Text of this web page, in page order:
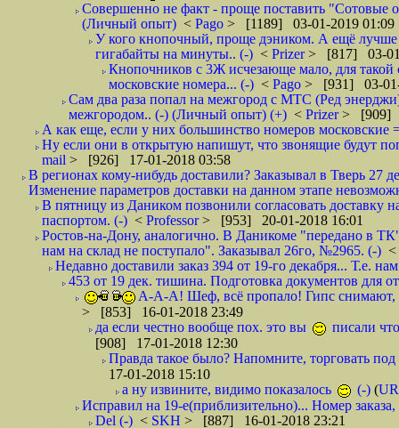
Совершенно не факт - проще поставить "Сотовые
(Личный опыт) < Pago > [1189] 03-01-2019 01:09
У кого кнопочный, проще дэником. А ещё лучше
гигабайты на минуты.. (-) < Prizer> [817] 03-
Кнопочников с 3Ж исчезающе мало, для такой
московские номера... (-) < Pago > [931] 03-01-
Сам два раза попал на межгород с МТС (Ред
межгородом.. (-) (Личный опыт) (+) < Prizer> [909]
А как еще, если у них большинство номеров московские
Ну если они в открытую напишут, что звонящие будут
mail > [926] 17-01-2018 03:58
В регионах кому-нибудь доставили? Заказывал в Тверь 27
Изменение параметров доставки на данном этапе
В пятницу из Даником позвонили согласовать доставку
паспортом. (-) < Professor> [953] 20-01-2018 16:01
Ростов-на-Дону, аналогично. В Даникоме "передано в
нам на склад не поступало". Заказывал 26го, №2965. (-) <
Недавно доставили заказ 394 от 19-го декабря... Т.е.
453 от 19 дек. тишина. Подготовка документов для
А-А-А! Шеф, всё пропало! Гипс снимают,
> [853] 16-01-2018 23:49
да если честно вообще пох. это вы
писали
[908] 17-01-2018 12:30
Правда такое было? Напомните, торговать
17-01-2018 15:10
а ну извините, видимо показалось
(-) (
Исправил на 19-е(приблизительно)... Номер
Del (-) < SKH > [887] 16-01-2018 23:21